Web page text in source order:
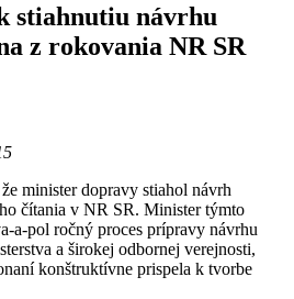
stiahnutiu návrhu
z rokovania NR SR
minister dopravy stiahol návrh
čítania v NR SR. Minister týmto
a-pol ročný proces prípravy návrhu
a širokej odbornej verejnosti,
konštruktívne prispela k tvorbe